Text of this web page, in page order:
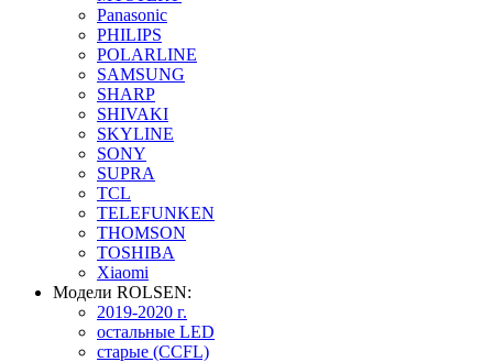
Panasonic
PHILIPS
POLARLINE
SAMSUNG
SHARP
SHIVAKI
SKYLINE
SONY
SUPRA
TCL
TELEFUNKEN
THOMSON
TOSHIBA
Xiaomi
Модели ROLSEN:
2019-2020 г.
остальные LED
старые (CCFL)